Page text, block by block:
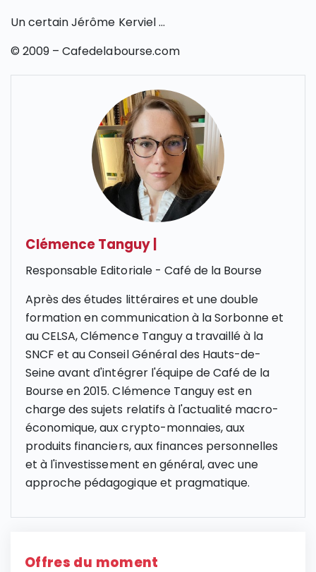
Un certain Jérôme Kerviel …
© 2009 – Cafedelabourse.com
Clémence Tanguy
Responsable Editoriale - Café de la Bourse
Après des études littéraires et une double
formation en communication à la Sorbonne et
au CELSA, Clémence Tanguy a travaillé à la
SNCF et au Conseil Général des Hauts-de-
Seine avant d'intégrer l'équipe de Café de la
Bourse en 2015. Clémence Tanguy est en
charge des sujets relatifs à l'actualité macro-
économique, aux crypto-monnaies, aux
produits financiers, aux finances personnelles
et à l'investissement en général, avec une
approche pédagogique et pragmatique.
Offres du moment